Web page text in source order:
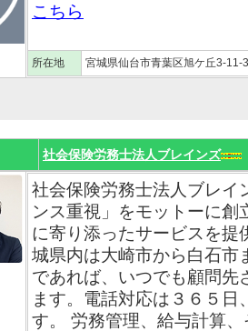
こちら
所在地 宮城県仙台市青葉区旭ケ丘3-11-
社会保険労務士法人ブレインズ
社会保険労務士法人ブレイ
ンス重視」をモットーに創
に寄り添ったサービスを提
城県内は大崎市から白石市
であれば、いつでも顧問先
ます。電話対応は３６５
す。 労務管理、給与計算